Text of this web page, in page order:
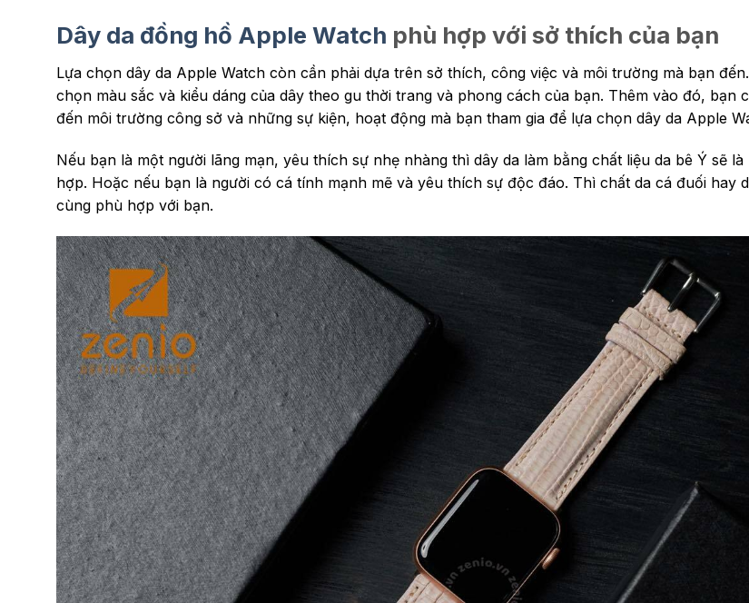
Dây da đồng hồ Apple Watch phù hợp với sở thích của bạn
Lựa chọn dây da Apple Watch còn cần phải dựa trên sở thích, công việc và môi trường mà bạn
chọn màu sắc và kiểu dáng của dây theo gu thời trang và phong cách của bạn. Thêm vào đó, bạn
đến môi trường công sở và những sự kiện, hoạt động mà bạn tham gia để lựa chọn dây da Apple
Nếu bạn là một người lãng mạn, yêu thích sự nhẹ nhàng thì dây da làm bằng chất liệu da bê Ý sẽ
hợp. Hoặc nếu bạn là người có cá tính mạnh mẽ và yêu thích sự độc đáo. Thì chất da cá đuối hay
cùng phù hợp với bạn.